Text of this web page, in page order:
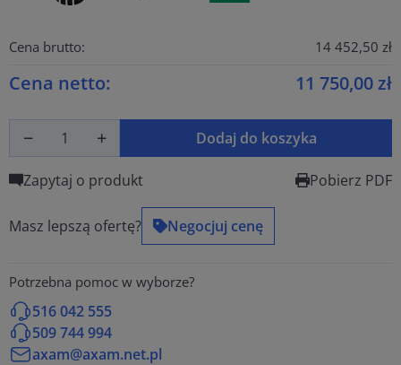
Cena brutto: 14 452,50 zł
Cena netto: 11 750,00 zł
Dodaj do koszyka
Zapytaj o produkt Pobierz PDF
Masz lepszą ofertę? Negocjuj cenę
Potrzebna pomoc w wyborze?
516 042 555
509 744 994
axam@axam.net.pl